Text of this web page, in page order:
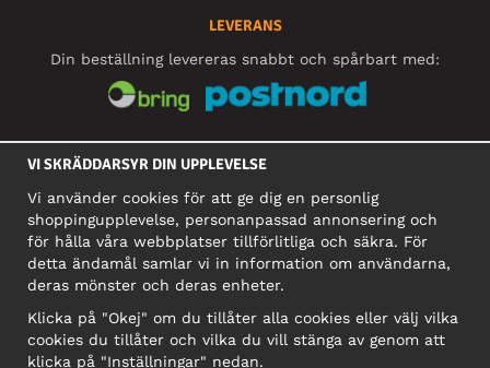
LEVERANS
Din beställning levereras snabbt och spårbart med:
SOCIALA MEDIER
FÖRETAG
Motley Denim Europe OÜ
Narva mnt 5, EE-10117 Tallinn
Org: 12356245, Momsnummer: SE502090048501
OBS! Skicka inte varureturer till denna adress!
VI SKRÄDDARSYR DIN UPPLEVELSE
Vi använder cookies för att ge dig en personlig
shoppingupplevelse, personanpassad annonsering och
för hålla våra webbplatser tillförlitliga och säkra. För
detta ändamål samlar vi in information om användarna,
deras mönster och deras enheter.
Klicka på "Okej" om du tillåter alla cookies eller välj vilka
cookies du tillåter och vilka du vill stänga av genom att
klicka på "Inställningar" nedan.